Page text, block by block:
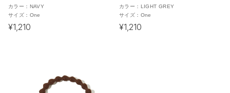
カラー： NAVY
サイズ： One
¥1,210
カラー： LIGHT GREY
サイズ： One
¥1,210